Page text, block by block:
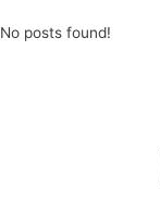
No posts found!